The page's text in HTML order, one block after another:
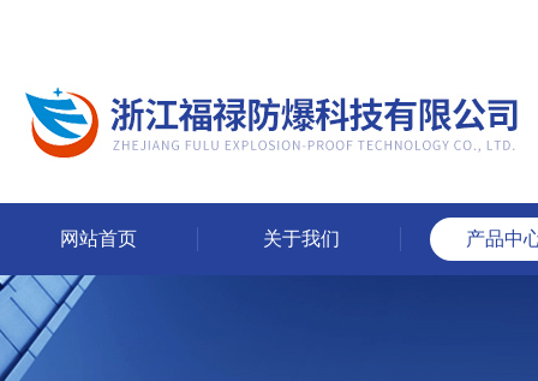
网站首页 关于我们 产品中